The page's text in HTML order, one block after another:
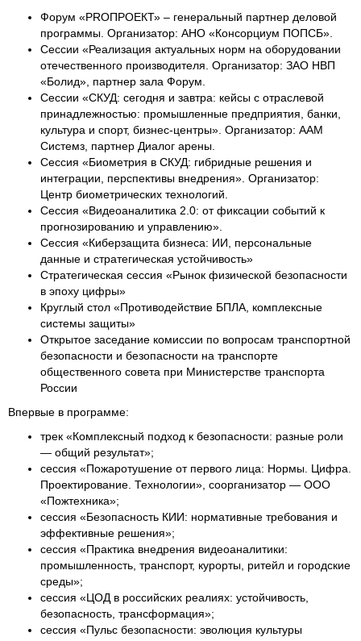
Форум «PROПРОЕКТ» – генеральный партнер деловой
программы. Организатор: АНО «Консорциум ПОПСБ».
Сессии «Реализация актуальных норм на оборудовании
отечественного производителя. Организатор: ЗАО НВП
«Болид», партнер зала Форум.
Сессии «СКУД: сегодня и завтра: кейсы с отраслевой
принадлежностью: промышленные предприятия, банки,
культура и спорт, бизнес-центры». Организатор: ААМ
Системз, партнер Диалог арены.
Сессия «Биометрия в СКУД: гибридные решения и
интеграции, перспективы внедрения». Организатор:
Центр биометрических технологий.
Сессия «Видеоаналитика 2.0: от фиксации событий к
прогнозированию и управлению».
Сессия «Киберзащита бизнеса: ИИ, персональные
данные и стратегическая устойчивость»
Стратегическая сессия «Рынок физической безопасности
в эпоху цифры»
Круглый стол «Противодействие БПЛА, комплексные
системы защиты»
Открытое заседание комиссии по вопросам транспортной
безопасности и безопасности на транспорте
общественного совета при Министерстве транспорта
России
Впервые в программе:
трек «Комплексный подход к безопасности: разные роли
— общий результат»;
сессия «Пожаротушение от первого лица: Нормы. Цифра.
Проектирование. Технологии», соорганизатор — ООО
«Пожтехника»;
сессия «Безопасность КИИ: нормативные требования и
эффективные решения»;
сессия «Практика внедрения видеоаналитики:
промышленность, транспорт, курорты, ритейл и городские
среды»;
сессия «ЦОД в российских реалиях: устойчивость,
безопасность, трансформация»;
сессия «Пульс безопасности: эволюция культуры